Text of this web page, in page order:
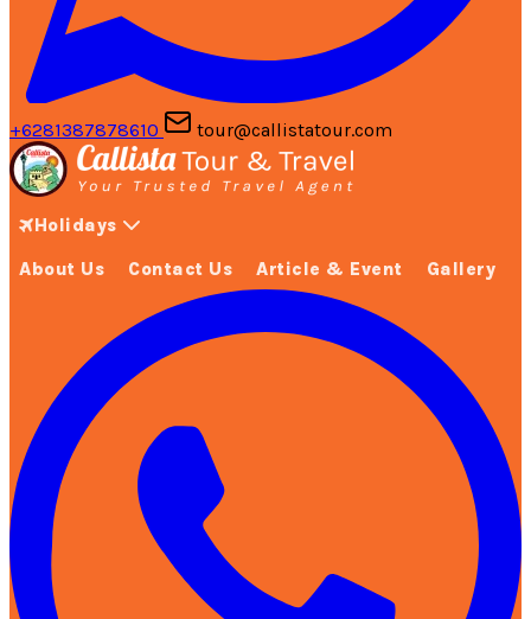
+6281387878610 tour@callistatour.com
Holidays
About Us Contact Us Article & Event Gallery